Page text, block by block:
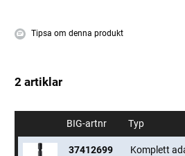
Tipsa om denna produkt
2 artiklar
BIG-artnr Typ
37412699 Komplett